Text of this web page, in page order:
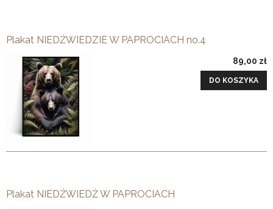
Plakat NIEDŹWIEDZIE W PAPROCIACH no.4
89,00 zł
DO KOSZYKA
Plakat NIEDŹWIEDŹ W PAPROCIACH